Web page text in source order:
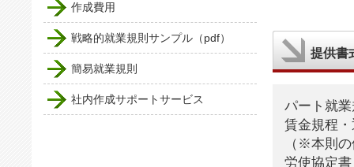
作成費用
戦略的就業規則サンプル（pdf）
簡易就業規則
社内作成サポートサービス
提供
パート就
賃金規程
（※本則
労使協定